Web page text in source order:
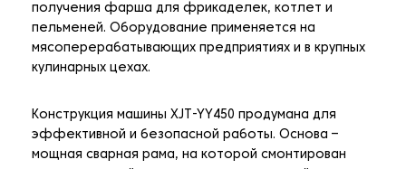
получения фарша для фрикаделек, котлет и
пельменей. Оборудование применяется на
мясоперерабатывающих предприятиях и в крупных
кулинарных цехах.
Конструкция машины XJT-YY450 продумана для
эффективной и безопасной работы. Основа –
мощная сварная рама, на которой смонтирован